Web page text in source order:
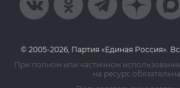
© 2005-2026, Партия «Единая Россия».
При полном или частичном
на ресурс обязательна